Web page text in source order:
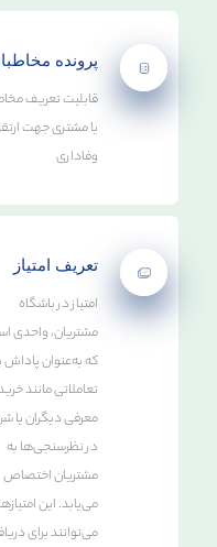
پرونده
قابلیت تعریف
یا مشتری جهت
وفاداری
تعریف امتیاز
امتیاز در باشگاه
مشتریان، واحدی
که به‌عنوان پاداش
تعاملاتی مانند
معرفی دیگران یا
در نظرسنجی‌ها به
مشتریان اختصاص
می‌یابد. این امتیازها
می‌توانند برای